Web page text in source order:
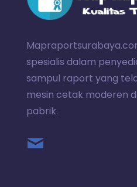
spesialis dalam
sampul raport yang
mesin cetak moderen
pabrik.